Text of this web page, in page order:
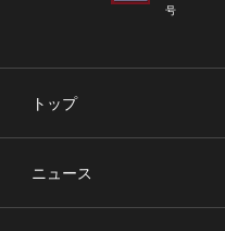
号
トップ
ニュース